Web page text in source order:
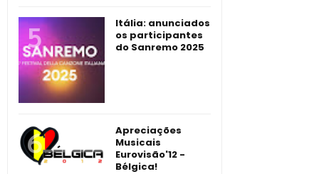
Itália: anunciados
os participantes
do Sanremo 2025
Apreciações
Musicais
Eurovisão'12 -
Bélgica!